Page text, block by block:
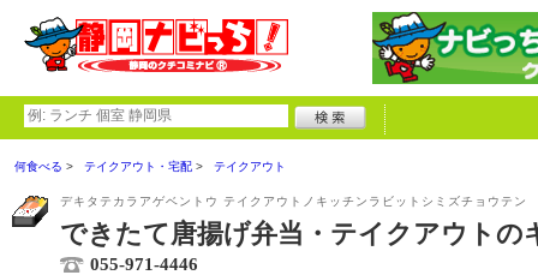
何食べる テイクアウト・宅配 テイクアウト
デキタテカラアゲベントウ テイクアウトノキッチンラビットシミズチョウテン
できたて唐揚げ弁当・テイクアウトの
055-971-4446